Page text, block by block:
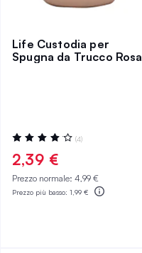
Life Custodia per
Spugna da Trucco Rosa
Valutazione:
85%
(4)
2,39 €
Prezzo normale: 4,99 €
Prezzo più basso: 1,99 €